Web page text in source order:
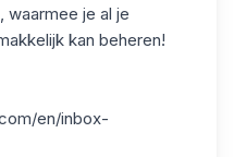
waarmee je al je
kan beheren!
en/inbox-